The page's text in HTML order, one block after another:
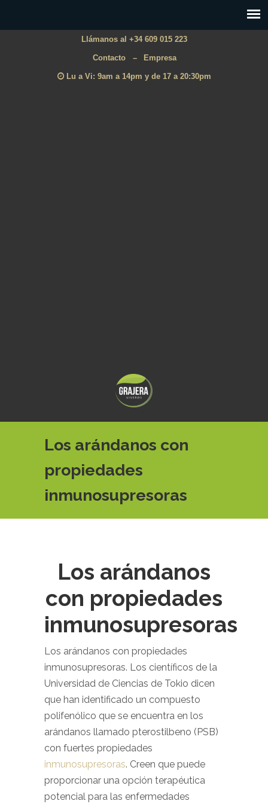
Llámanos al +34 609 015 223
Contacto – Empresa
Lu a Vi: 9am a 14pm y de 17 a 20:30pm
Los arándanos con
propiedades
inmunosupresoras
Los arándanos
con propiedades
inmunosupresoras
Los arándanos con propiedades
inmunosupresoras. Los científicos de la
Universidad de Ciencias de Tokio dicen
que han identificado un compuesto
polifenólico que se encuentra en los
arándanos llamado pterostilbeno (PSB)
con fuertes propiedades
inmunosupresoras. Creen que puede
proporcionar una opción terapéutica
potencial para las enfermedades